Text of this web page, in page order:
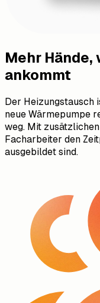
Mehr Hände,
ankommt
Der Heizungstausch
neue Wärmepumpe
weg. Mit
Facharbeiter den
ausgebildet sind.